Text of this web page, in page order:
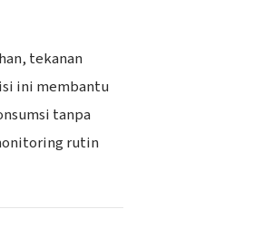
tekanan
ini membantu
tanpa
rutin